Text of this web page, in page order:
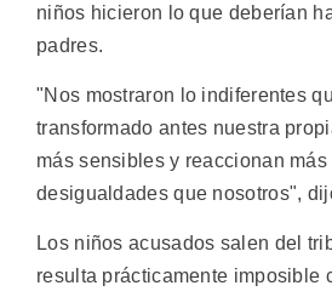
niños hicieron lo que deberían
padres.
"Nos mostraron lo indiferentes
transformado antes nuestra
más sensibles y reaccionan más
desigualdades que nosotros",
Los niños acusados salen del
resulta prácticamente imposible